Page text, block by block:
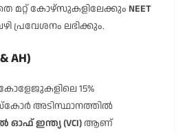
മറ്റ് കോഴ്സുകളിലേക്കും NEET
പ്രവേശനം ലഭിക്കും.
AH)
കോളേജുകളിലെ 15%
സ്കോർ അടിസ്ഥാനത്തിൽ
ഓഫ് ഇന്ത്യ (VCI)ആണ്